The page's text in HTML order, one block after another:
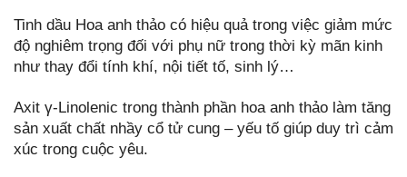
Tinh dầu Hoa anh thảo có hiệu quả trong việc giảm mức
độ nghiêm trọng đối với phụ nữ trong thời kỳ mãn kinh
như thay đổi tính khí, nội tiết tố, sinh lý…
Axit γ-Linolenic trong thành phần hoa anh thảo làm tăng
sản xuất chất nhầy cổ tử cung – yếu tố giúp duy trì cảm
xúc trong cuộc yêu.